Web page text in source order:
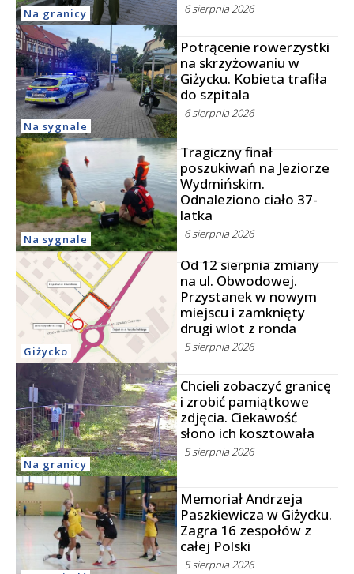
Na granicy 6 sierpnia 2026
Na sygnale
Potrącenie rowerzystki
na skrzyżowaniu w
Giżycku. Kobieta trafiła
do szpitala
6 sierpnia 2026
Na sygnale
Tragiczny finał
poszukiwań na Jeziorze
Wydmińskim.
Odnaleziono ciało 37-
latka
6 sierpnia 2026
Giżycko
Od 12 sierpnia zmiany
na ul. Obwodowej.
Przystanek w nowym
miejscu i zamknięty
drugi wlot z ronda
5 sierpnia 2026
Na granicy
Chcieli zobaczyć granicę
i zrobić pamiątkowe
zdjęcia. Ciekawość
słono ich kosztowała
5 sierpnia 2026
Memoriał Andrzeja
Paszkiewicza w Giżycku.
Zagra 16 zespołów z
całej Polski
5 sierpnia 2026